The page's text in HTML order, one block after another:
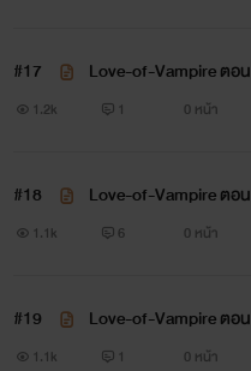
#17
1.2k 1 0 หน้า
#18
1.1k 6 0 หน้า
#19
Love-of-Vampire ตอน ขอโอกาสอี
รั้งน่ะครับคนดีของพี่
1.1k 1 0 หน้า